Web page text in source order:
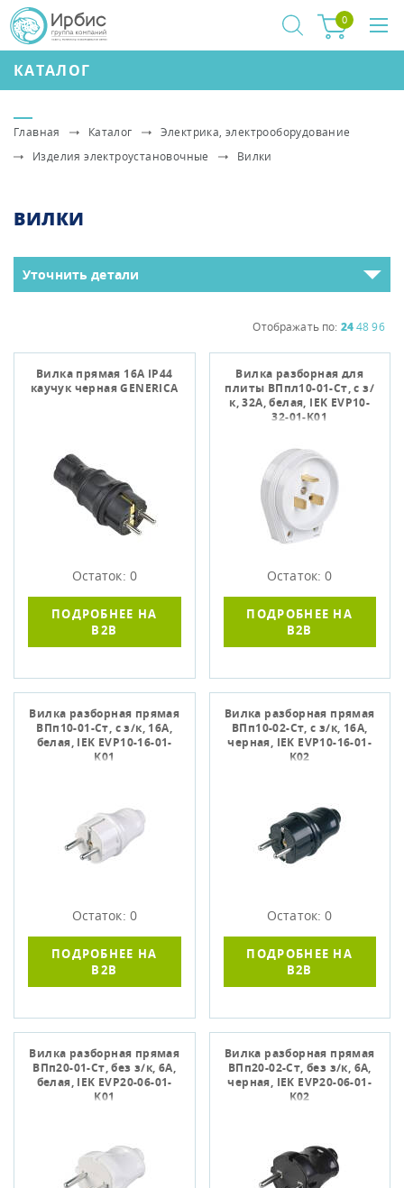
КАТАЛОГ
0
Главная Каталог
Электрика, электрооборудование
Изделия электроустановочные
Вилки
Уточнить детали
ВИЛКИ
Отображать по: 2448 96
Вилка прямая 16А IP44
каучук черная GENERICA
Остаток: 0
ПОДРОБНЕЕ НА
B2B
Вилка разборная для
плиты ВПпл10-01-Ст, с з/
к, 32А, белая, IEK EVP10-
32-01-K01
Остаток: 0
ПОДРОБНЕЕ НА
B2B
Вилка разборная прямая
ВПп10-01-Ст, с з/к, 16А,
белая, IEK EVP10-16-01-
K01
Остаток: 0
ПОДРОБНЕЕ НА
B2B
Вилка разборная прямая
ВПп10-02-Ст, с з/к, 16А,
черная, IEK EVP10-16-01-
K02
Остаток: 0
ПОДРОБНЕЕ НА
B2B
Вилка разборная прямая
ВПп20-01-Ст, без з/к, 6А,
белая, IEK EVP20-06-01-
K01
Вилка разборная прямая
ВПп20-02-Ст, без з/к, 6А,
черная, IEK EVP20-06-01-
K02